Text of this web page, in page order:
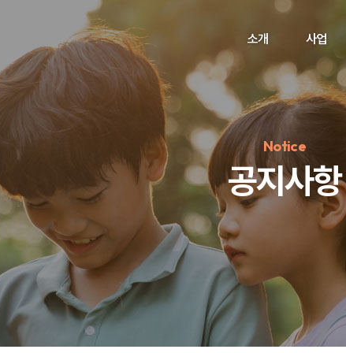
소개 사업
인기 키워드 #정기후원#하트플레이스#캠페인 #팬덤후원
Notice
공지사항